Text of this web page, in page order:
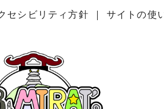
セシビリティ方針 サイトの使